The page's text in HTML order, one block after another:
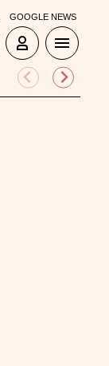
GOOGLE NEWS
ВІЙНА НА